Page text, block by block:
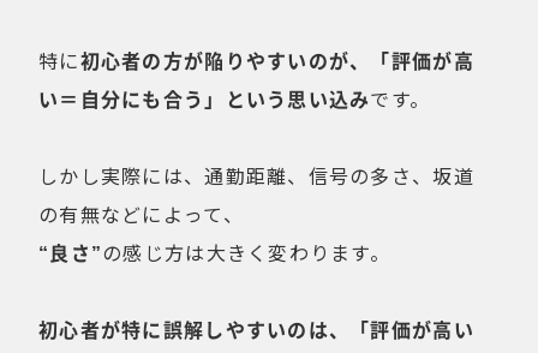
特に初心者の方が陥りやすいのが、「評価が高
い＝自分にも合う」という思い込みです。
しかし実際には、通勤距離、信号の多さ、坂道
の有無などによって、
“良さ”の感じ方は大きく変わります。
初心者が特に誤解しやすいのは、「評価が高い